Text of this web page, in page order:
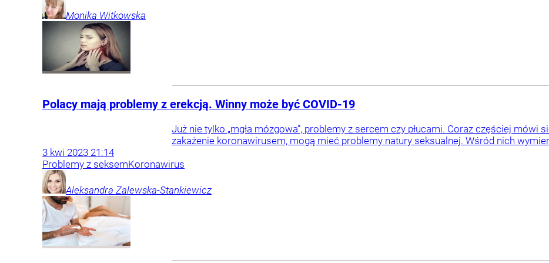
Monika Witkowska
Polacy mają problemy z erekcją. Winny może być COVID-19
Już nie tylko „mgła mózgowa”, problemy z sercem czy płucami. Coraz częściej mówi
zakażenie koronawirusem, mogą mieć problemy natury seksualnej. Wśród nich
3 kwi 2023 21:14
Problemy z seksemKoronawirus
Aleksandra Zalewska-Stankiewicz